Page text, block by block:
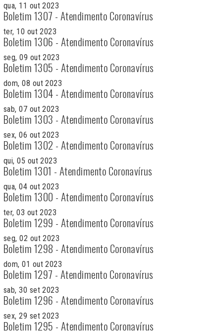
qua, 11 out 2023
Boletim 1307 - Atendimento Coronavírus
ter, 10 out 2023
Boletim 1306 - Atendimento Coronavírus
seg, 09 out 2023
Boletim 1305 - Atendimento Coronavírus
dom, 08 out 2023
Boletim 1304 - Atendimento Coronavírus
sab, 07 out 2023
Boletim 1303 - Atendimento Coronavírus
sex, 06 out 2023
Boletim 1302 - Atendimento Coronavírus
qui, 05 out 2023
Boletim 1301 - Atendimento Coronavírus
qua, 04 out 2023
Boletim 1300 - Atendimento Coronavírus
ter, 03 out 2023
Boletim 1299 - Atendimento Coronavírus
seg, 02 out 2023
Boletim 1298 - Atendimento Coronavírus
dom, 01 out 2023
Boletim 1297 - Atendimento Coronavírus
sab, 30 set 2023
Boletim 1296 - Atendimento Coronavírus
sex, 29 set 2023
Boletim 1295 - Atendimento Coronavírus